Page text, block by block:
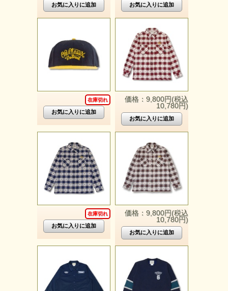
在庫切れ
価格：9,800円(税込
10,780円)
在庫切れ
価格：9,800円(税込
10,780円)